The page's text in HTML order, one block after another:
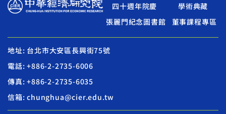
四十週年院慶
學術典藏
張麗門紀念圖書館
董事課程專區
地址: 台北市大安區長興街75號
電話: +886-2-2735-6006
傳真: +886-2-2735-6035
信箱: chunghua@cier.edu.tw